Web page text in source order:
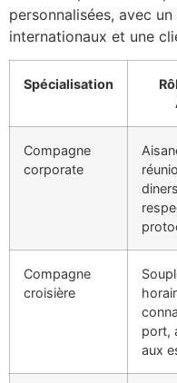
personnalisées, avec
internationaux et une
Spécialisation
Compagne
corporate
Compagne
croisière
port,
aux